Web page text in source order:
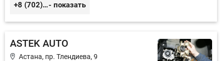
+8 (702) 441-80-80 Hуслан- показать
ASTEK AUTO
Астана, пр. Тлендиева, 9